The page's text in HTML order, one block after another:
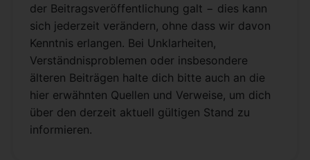
der Beitragsveröffentlichung galt − dies kann
sich jederzeit verändern, ohne dass wir davon
Kenntnis erlangen. Bei Unklarheiten,
Verständnisproblemen oder insbesondere
älteren Beiträgen halte dich bitte auch an die
hier erwähnten Quellen und Verweise, um dich
über den derzeit aktuell gültigen Stand zu
informieren.